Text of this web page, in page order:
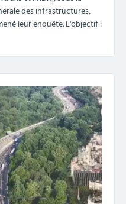
des infrastructures,
leur enquête. L'objectif :